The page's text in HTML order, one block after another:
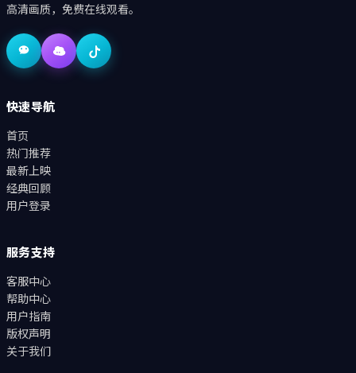
高清画质，免费在线观看。
快速导航
首页
热门推荐
最新上映
经典回顾
用户登录
服务支持
客服中心
帮助中心
用户指南
版权声明
关于我们